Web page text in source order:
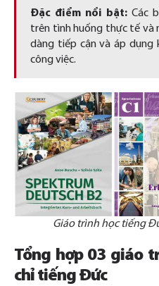
Đặc điểm nổi bật: Các
trên tình huống thực tế và
dàng tiếp cận và áp dụng
công việc.
Giáo trình học tiếng
Tổng hợp 03 giáo
chỉ tiếng Đức